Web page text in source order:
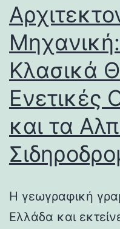
Κλασικά
Ενετικές
και τα
Η γεωγραφική
Ελλάδα και